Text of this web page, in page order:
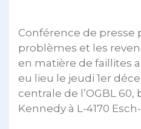
Conférence de presse
problèmes et les
en matière de faillites
eu lieu le jeudi 1er
centrale de l’OGBL 60,
Kennedy à L-4170